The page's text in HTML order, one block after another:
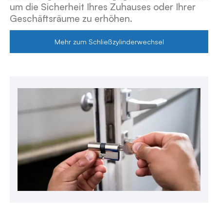
um die Sicherheit Ihres Zuhauses oder Ihrer
Geschäftsräume zu erhöhen.
Mehr zum Schließzylinderwechsel